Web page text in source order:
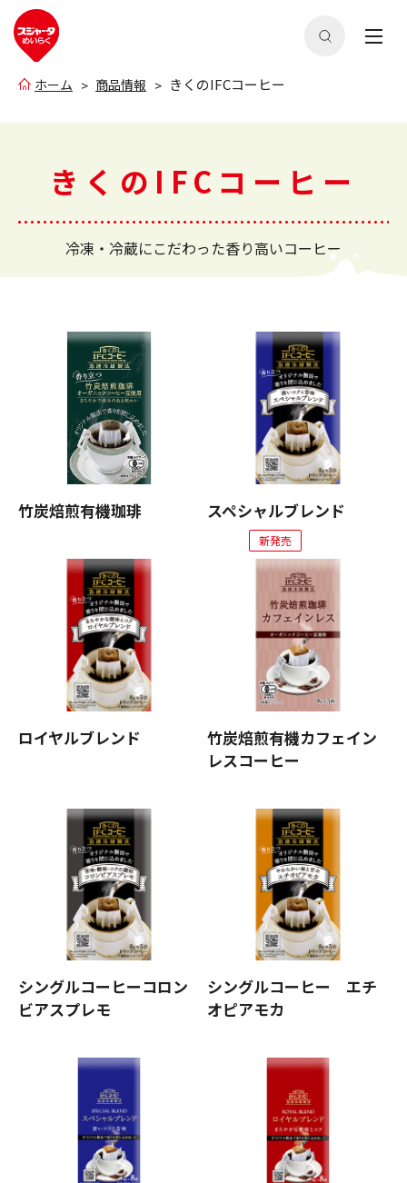
ホーム 商品情報 きくのIFCコーヒー
きくのIFCコーヒー
冷凍・冷蔵にこだわった香り高いコーヒー
竹炭焙煎有機珈琲 スペシャルブレンド
ロイヤルブレンド
新発売
竹炭焙煎有機カフェイン
レスコーヒー
シングルコーヒーコロン
ビアスプレモ
シングルコーヒー エチ
オピアモカ